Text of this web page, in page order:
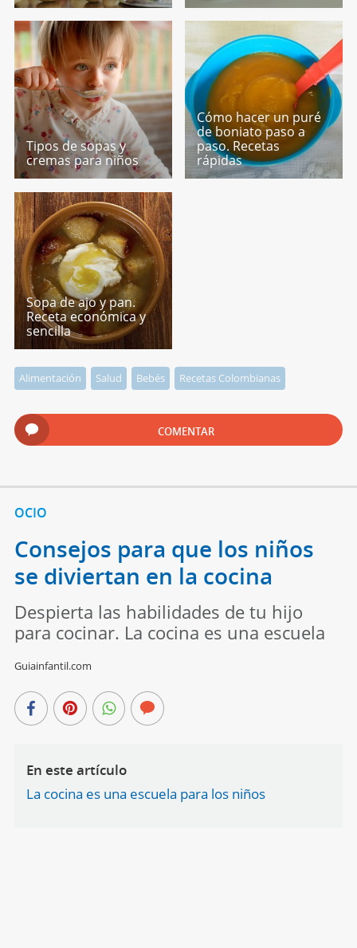
Tipos de sopas y
cremas para niños
Cómo hacer un puré
de boniato paso a
paso. Recetas
rápidas
Sopa de ajo y pan.
Receta económica y
sencilla
Alimentación Salud Bebés Recetas Colombianas
COMENTAR
OCIO
Consejos para que los niños
se diviertan en la cocina
Despierta las habilidades de tu hijo
para cocinar. La cocina es una escuela
Guiainfantil.com
En este artículo
La cocina es una escuela para los niños